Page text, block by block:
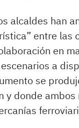
alcaldes han
entre las
en
a
se
y donde